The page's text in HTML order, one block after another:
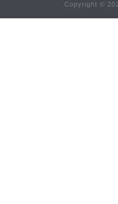
Copyright ©